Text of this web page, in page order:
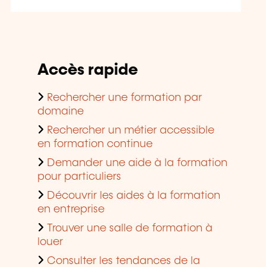
Accès rapide
Rechercher une formation par
domaine
Rechercher un métier accessible
en formation continue
Demander une aide à la formation
pour particuliers
Découvrir les aides à la formation
en entreprise
Trouver une salle de formation à
louer
Consulter les tendances de la